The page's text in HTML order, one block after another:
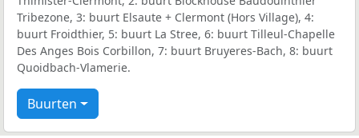
Tribezone, 3: buurt Elsaute + Clermont (Hors Village), 4:
buurt Froidthier, 5: buurt La Stree, 6: buurt Tilleul-Chapelle
Des Anges Bois Corbillon, 7: buurt Bruyeres-Bach, 8: buurt
Quoidbach-Vlamerie.
Buurten